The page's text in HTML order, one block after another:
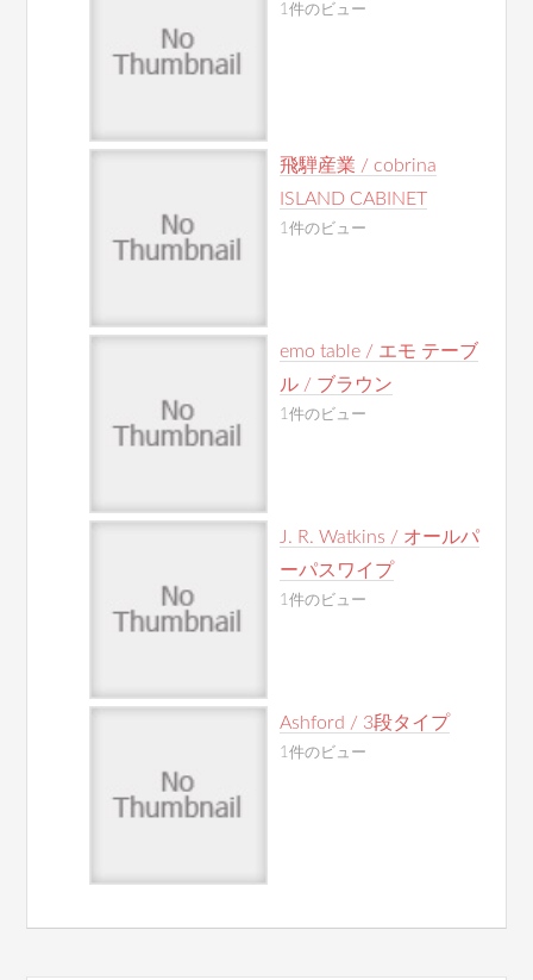
1件のビュー
飛騨産業 / cobrina
ISLAND CABINET
1件のビュー
emo table / エモ テーブ
ル / ブラウン
1件のビュー
J. R. Watkins / オールパ
ーパスワイプ
1件のビュー
Ashford / 3段タイプ
1件のビュー